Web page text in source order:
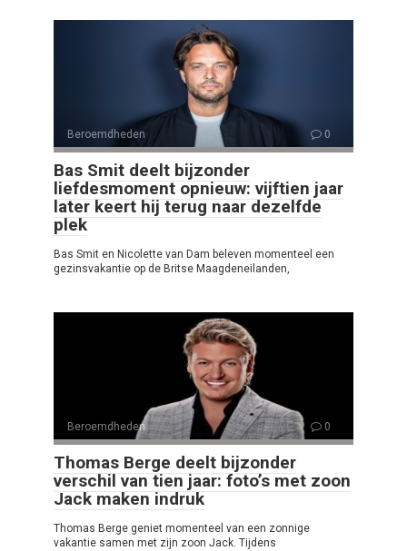
Beroemdheden 0
Bas Smit deelt bijzonder
liefdesmoment opnieuw: vijftien jaar
later keert hij terug naar dezelfde
plek
Bas Smit en Nicolette van Dam beleven momenteel een
gezinsvakantie op de Britse Maagdeneilanden,
Beroemdheden 0
Thomas Berge deelt bijzonder
verschil van tien jaar: foto’s met zoon
Jack maken indruk
Thomas Berge geniet momenteel van een zonnige
vakantie samen met zijn zoon Jack. Tijdens